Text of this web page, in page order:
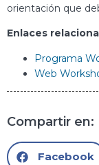
orientación que
Enlaces
Programa
Web
Compartir en:
Facebook